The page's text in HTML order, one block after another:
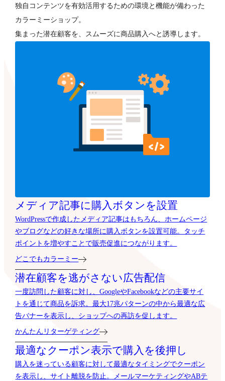
独自コンテンツを有効活用するための環境と機能が備わった
カラーミーショップ。
集まった潜在顧客を、スムーズに商品購入へと誘導します。
メディア記事に購入ボタンを設置
WordPressで作成したメディア記事はもちろん、ホームページ
やブログなどの好きな場所に購入ボタンを設置可能。タッチ
ポイントを増やすことで販売促進につながります。
どこでもカラーミー
潜在顧客を逃がさない広告配信
一度訪問した顧客に対し、GoogleやFacebookなどの主要サイ
トを通じて商品を訴求。最大17兆パターンの中から最適な広
告バナーを表示し、ショップへの再訪を促します。
かんたんリターゲティング
最適なクーポン表示で購入を後押し
購入を迷っている顧客に対して最適なタイミングでクーポン
を表示し、サイト離脱を防止。メールマーケティングやABテ